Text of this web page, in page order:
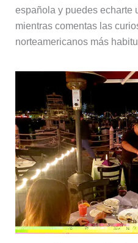
española y puedes echarte
mientras comentas las
norteamericanos más